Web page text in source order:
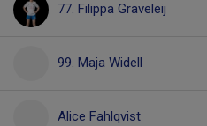
77. Filippa Graveleij
99. Maja Widell
Alice Fahlqvist